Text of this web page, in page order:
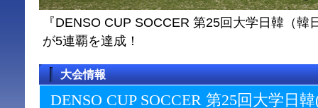
『DENSO CUP SOCCER 第25回大学日韓（
が5連覇を達成！
大会情報
DENSO CUP SOCCER 第25回大学日